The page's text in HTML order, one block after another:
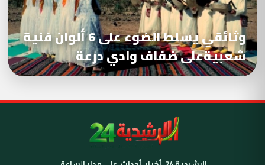
وثائقي يسلط الضوء على 6 ألوان فنية
شعبيةعلى ضفاف وادي درعة